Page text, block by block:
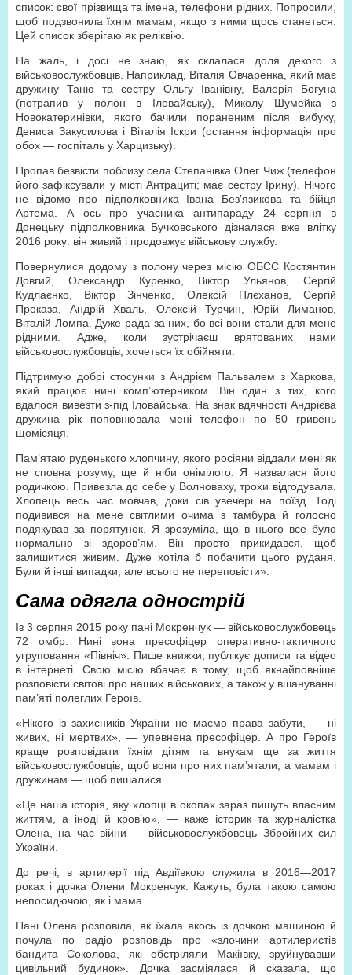
список: свої прізвища та імена, телефони рідних. Попросили,
щоб подзвонила їхнім мамам, якщо з ними щось станеться.
Цей список зберігаю як реліквію.
На жаль, і досі не знаю, як склалася доля декого з
військовослужбовців. Наприклад, Віталія Овчаренка, який має
дружину Таню та сестру Ольгу Іванівну, Валерія Богуна
(потрапив у полон в Іловайську), Миколу Шумейка з
Новокатеринівки, якого бачили пораненим після вибуху,
Дениса Закусилова і Віталія Іскри (остання інформація про
обох — госпіталь у Харцизьку).
Пропав безвісти поблизу села Степанівка Олег Чиж (телефон
його зафіксували у місті Антрациті; має сестру Ірину). Нічого
не відомо про підполковника Івана Без’язикова та бійця
Артема. А ось про учасника антипараду 24 серпня в
Донецьку підполковника Бучковського дізналася вже влітку
2016 року: він живий і продовжує військову службу.
Повернулися додому з полону через місію ОБСЄ Костянтин
Довгий, Олександр Куренко, Віктор Ульянов, Сергій
Кудлаєнко, Віктор Зінченко, Олексій Плєханов, Сергій
Проказа, Андрій Хваль, Олексій Турчин, Юрій Лиманов,
Віталій Ломпа. Дуже рада за них, бо всі вони стали для мене
рідними. Адже, коли зустрічаєш врятованих нами
військовослужбовців, хочеться їх обійняти.
Підтримую добрі стосунки з Андрієм Пальвалем з Харкова,
який працює нині комп’ютерником. Він один з тих, кого
вдалося вивезти з-під Іловайська. На знак вдячності Андрієва
дружина рік поповнювала мені телефон по 50 гривень
щомісяця.
Пам’ятаю руденького хлопчину, якого росіяни віддали мені як
не сповна розуму, ще й ніби онімілого. Я назвалася його
родичкою. Привезла до себе у Волноваху, трохи відгодувала.
Хлопець весь час мовчав, доки сів увечері на поїзд. Тоді
подивився на мене світлими очима з тамбура й голосно
подякував за порятунок. Я зрозуміла, що в нього все було
нормально зі здоров’ям. Він просто прикидався, щоб
залишитися живим. Дуже хотіла б побачити цього руданя.
Були й інші випадки, але всього не переповісти».
Сама одягла однострій
Із 3 серпня 2015 року пані Мокренчук — військовослужбовець
72 омбр. Нині вона пресофіцер оперативно-тактичного
угруповання «Північ». Пише книжки, публікує дописи та відео
в інтернеті. Свою місію вбачає в тому, щоб якнайповніше
розповісти світові про наших військових, а також у вшануванні
пам’яті полеглих Героїв.
«Нікого із захисників України не маємо права забути, — ні
живих, ні мертвих», — упевнена пресофіцер. А про Героїв
краще розповідати їхнім дітям та внукам ще за життя
військовослужбовців, щоб вони про них пам’ятали, а мамам і
дружинам — щоб пишалися.
«Це наша історія, яку хлопці в окопах зараз пишуть власним
життям, а іноді й кров’ю», — каже історик та журналістка
Олена, на час війни — військовослужбовець Збройних сил
України.
До речі, в артилерії під Авдіївкою служила в 2016—2017
роках і дочка Олени Мокренчук. Кажуть, була такою самою
непосидючою, як і мама.
Пані Олена розповіла, як їхала якось із дочкою машиною й
почула по радіо розповідь про «злочини артилеристів
бандита Соколова, які обстріляли Макіївку, зруйнувавши
цивільний будинок». Дочка засміялася й сказала, що